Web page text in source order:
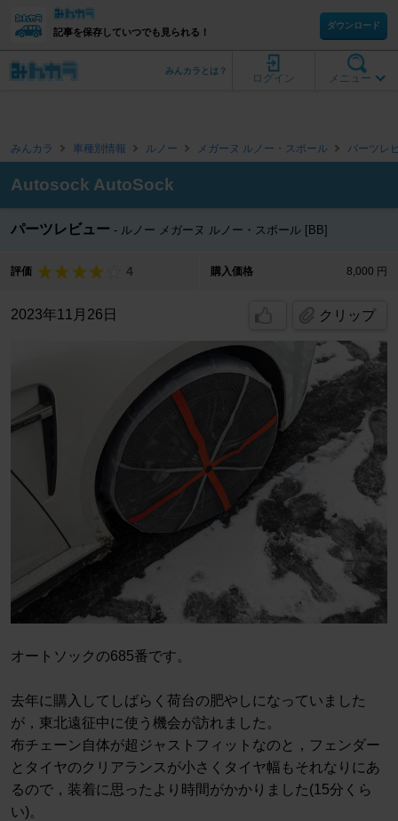
記事を保存していつでも見られる！
ダウンロード
メニュー
ログイン
みんカラとは？
みんカラ 車種別情報 ルノー メガーヌ ルノー・スポール パーツレ
Autosock AutoSock
パーツレビュー ルノー メガーヌ ルノー・スポール [BB]
評価 4 購入価格 8,000 円
2023年11月26日 クリップ
オートソックの685番です。
去年に購入してしばらく荷台の肥やしになっていました
が，東北遠征中に使う機会が訪れました。
布チェーン自体が超ジャストフィットなのと，フェンダー
とタイヤのクリアランスが小さくタイヤ幅もそれなりにあ
るので，装着に思ったより時間がかかりました(15分くら
い)。